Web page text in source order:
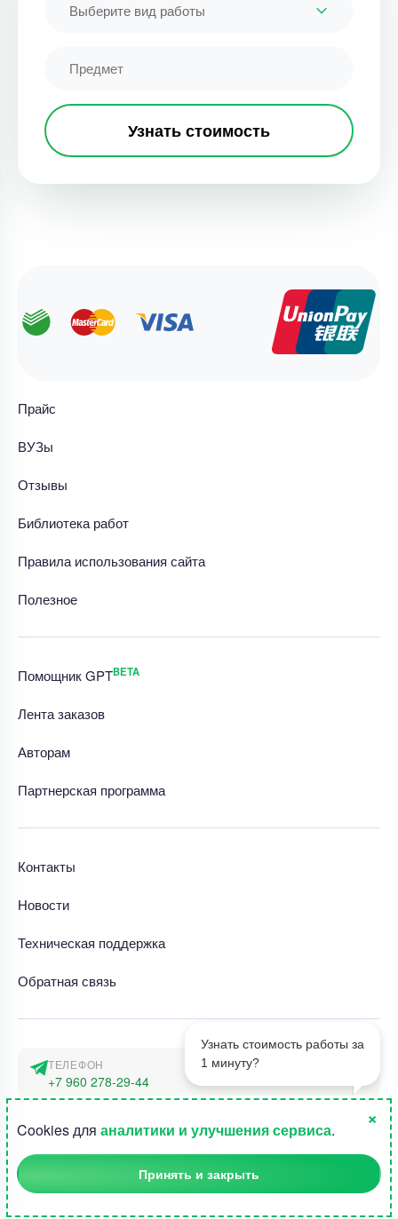
Выберите вид работы
Узнать стоимость
1
Узнать стоимость работы за
1 минуту?
Прайс
ВУЗы
Отзывы
Библиотека работ
Правила использования сайта
Полезное
Помощник GPTBETA
Лента заказов
Авторам
Партнерская программа
Контакты
Новости
Техническая поддержка
Обратная связь
ТЕЛЕФОН
+7 960 278-29-44
г. Москва, наб. Тараса Шевченко 23а
©2015-2026, Студландия -
Cookies для аналитики и улучшения сервиса.
×
Принять и закрыть